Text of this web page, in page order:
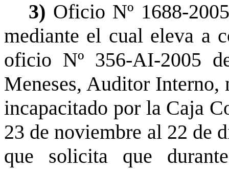
3) Oficio Nº 1688-
mediante el cual eleva a
oficio Nº 356-AI-2005
Meneses, Auditor Interno,
incapacitado por la Caja
23 de noviembre al 22 de
que solicita que